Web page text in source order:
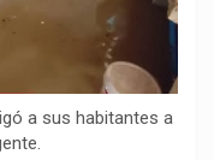
a sus habitantes a